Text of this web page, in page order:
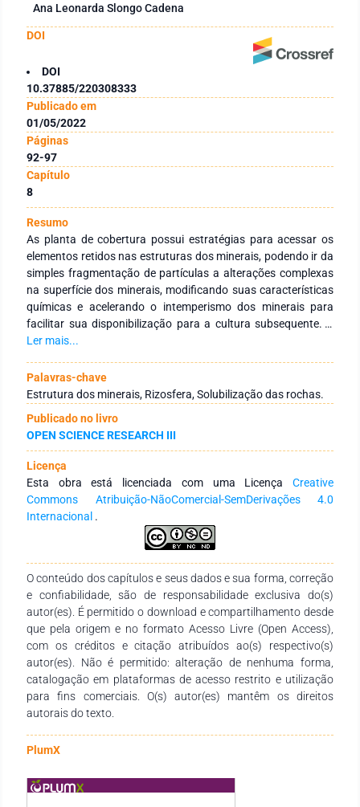
Ana Leonarda Slongo Cadena
DOI
DOI
10.37885/220308333
Publicado em
01/05/2022
Páginas
92-97
Capítulo
8
Resumo
As planta de cobertura possui estratégias para acessar os
elementos retidos nas estruturas dos minerais, podendo ir da
simples fragmentação de partículas a alterações complexas
na superfície dos minerais, modificando suas características
químicas e acelerando o intemperismo dos minerais para
facilitar sua disponibilização para a cultura subsequente. É
essencial a discussão sobre a importância da associação de
das rochas, para que assim possa ser traçado estratégias
que potencializem ainda mais o uso desta técnica e que
favoreça a maior disponibilidade de nutrientes para as
culturas. A presente revisão tem como objetivo discutir a
influência das plantas de cobertura na disponibilidade de
nutrientes contidos no pó de rocha. O efeito solubilizador das
plantas ocorre porque elas possuem capacidade de modificar
as condições químicas da rizosfera a partir da liberação de
íons H+ ou OH-, resultantes da respiração e da absorção de
íons; ou pela liberação de exsudatos e ácidos orgânicos de
baixo peso molecular no solo (oxalatos, citratos, malatos)
minerais. As reações com os ácidos orgânicos e a alteração
da acidez na região da rizosfera podem desencadear
lentamente o processo de dissolução dos minerais. Esse
processo, embora seja lento, ocorre de forma contínua
durante o ciclo de desenvolvimento das plantas, podendo
ocorrer reações semelhantes ao intemperismo químico
desses minerais. A utilização de plantas de cobertura como
estratégia biológica para promover a rápida disponibilidade
dos nutrientes contidos no pó de rocha é uma estratégia
importante conhecer e compreender melhor quais plantas
conciliar o uso destas práticas e com isso buscar
proporcionar um ambiente químico, físico e biológico
Ler mais...
Palavras-chave
Estrutura dos minerais, Rizosfera, Solubilização das rochas.
Publicado no livro
OPEN SCIENCE RESEARCH III
Licença
Esta obra está licenciada com uma Licença Creative
Commons Atribuição-NãoComercial-SemDerivações 4.0
Internacional .
O conteúdo dos capítulos e seus dados e sua forma, correção
e confiabilidade, são de responsabilidade exclusiva do(s)
autor(es). É permitido o download e compartilhamento desde
que pela origem e no formato Acesso Livre (Open Access),
com os créditos e citação atribuídos ao(s) respectivo(s)
autor(es). Não é permitido: alteração de nenhuma forma,
catalogação em plataformas de acesso restrito e utilização
para fins comerciais. O(s) autor(es) mantêm os direitos
autorais do texto.
PlumX